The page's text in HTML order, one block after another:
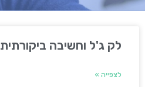
לק ג'ל וחשיבה ביקורתית
לצפייה »